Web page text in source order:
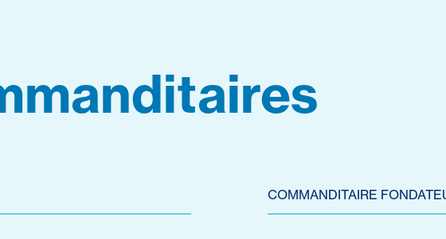
COMMANDITAIRE